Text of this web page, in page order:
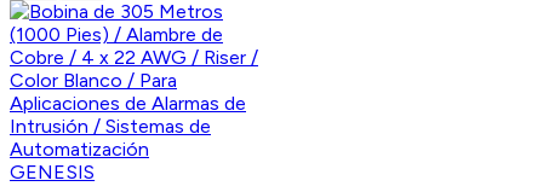
GENESIS